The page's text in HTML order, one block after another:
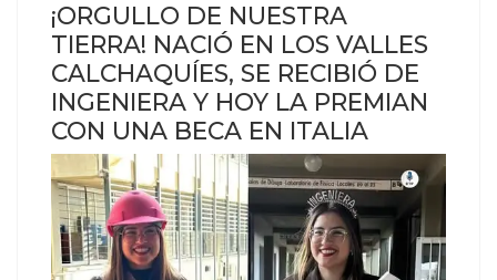
¡ORGULLO DE NUESTRA
TIERRA! NACIÓ EN LOS VALLES
CALCHAQUÍES, SE RECIBIÓ DE
INGENIERA Y HOY LA PREMIAN
CON UNA BECA EN ITALIA